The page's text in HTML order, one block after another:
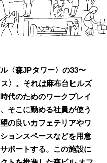
〈森JPタワー〉の33〜
〉。それは麻布台ヒルズ
代のためのワークプレイ
そこに勤める社員が使う
の良いカフェテリアやワ
ョンスペースなどを用意
ポートする。この施設に